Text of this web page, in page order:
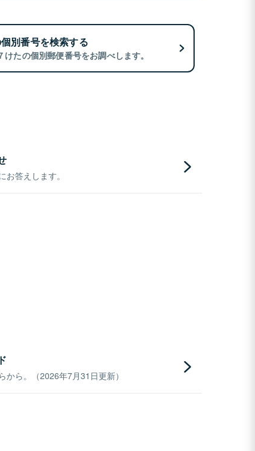
別番号を検索する
けたの個別郵便番号をお調べします。
答えします。
ら。（2026年7月31日更新）